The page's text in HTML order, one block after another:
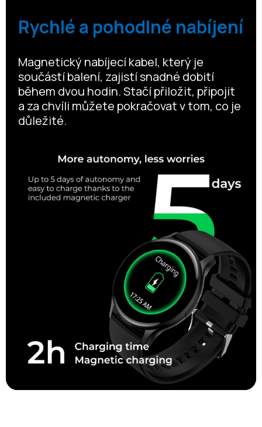
Rychlé a pohodlné nabíjení
Magnetický nabíjecí kabel, který je
součástí balení, zajistí snadné dobití
během dvou hodin. Stačí přiložit, připojit
a za chvíli můžete pokračovat v tom, co je
důležité.